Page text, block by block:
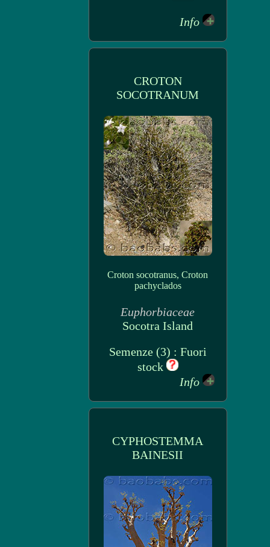
Info
CROTON
SOCOTRANUM
Croton socotranus, Croton
pachyclados
Euphorbiaceae
Socotra Island
Semenze (3) : Fuori
stock
Info
CYPHOSTEMMA
BAINESII